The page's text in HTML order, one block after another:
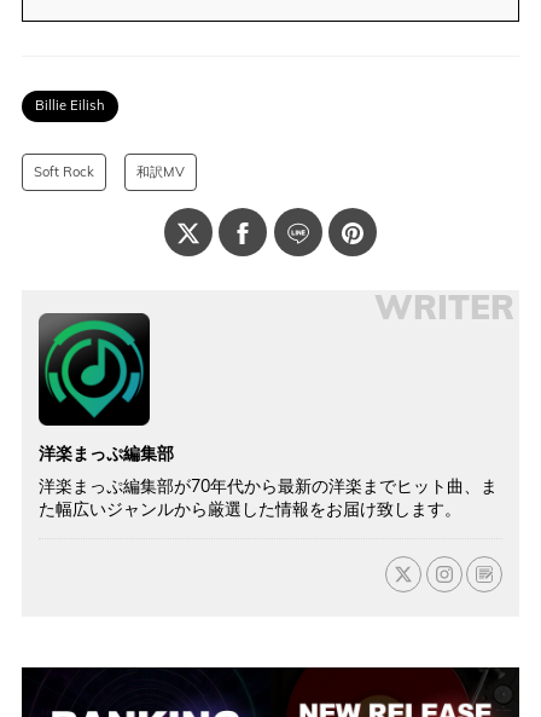
Billie Eilish
Soft Rock 和訳MV
WRITER
洋楽まっぷ編集部
洋楽まっぷ編集部が70年代から最新の洋楽までヒット曲、ま
た幅広いジャンルから厳選した情報をお届け致します。